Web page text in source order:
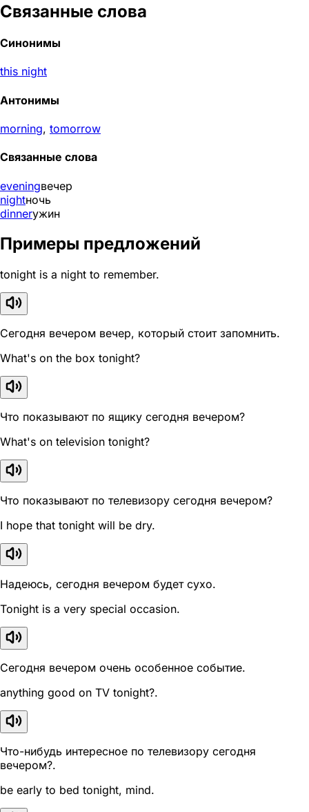
Связанные слова
Синонимы
this night
Антонимы
morning, tomorrow
Связанные слова
eveningвечер
nightночь
dinnerужин
Примеры предложений
tonight is a night to remember.
Сегодня вечером вечер, который стоит запомнить.
What's on the box tonight?
Что показывают по ящику сегодня вечером?
What's on television tonight?
Что показывают по телевизору сегодня вечером?
I hope that tonight will be dry.
Надеюсь, сегодня вечером будет сухо.
Tonight is a very special occasion.
Сегодня вечером очень особенное событие.
anything good on TV tonight?.
Что-нибудь интересное по телевизору сегодня
вечером?.
be early to bed tonight, mind.